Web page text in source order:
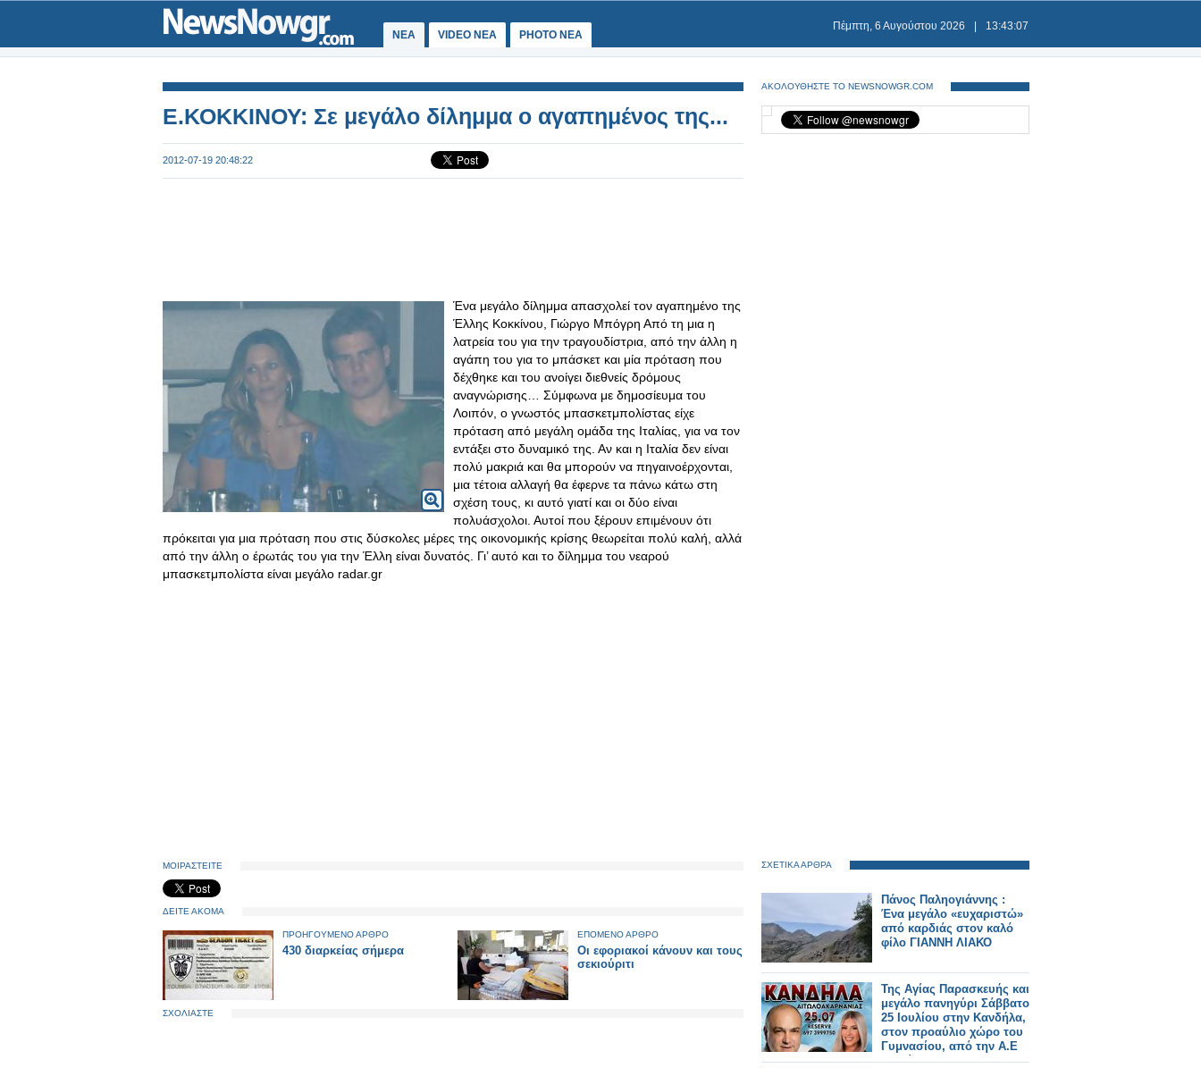
ΝΕΑ VIDEO NEA PHOTO NEA
Πέμπτη, 6 Αυγούστου 2026 13:43:07
E.ΚΟΚΚΙΝΟΥ: Σε μεγάλο δίλημμα ο αγαπημένος της...
2012-07-19 20:48:22
Ένα μεγάλο δίλημμα απασχολεί τον αγαπημένο της
Έλλης Κοκκίνου, Γιώργο Μπόγρη Από τη μια η
λατρεία του για την τραγουδίστρια, από την άλλη η
αγάπη του για το μπάσκετ και μία πρόταση που
δέχθηκε και του ανοίγει διεθνείς δρόμους
αναγνώρισης… Σύμφωνα με δημοσίευμα του
Λοιπόν, ο γνωστός μπασκετμπολίστας είχε
πρόταση από μεγάλη ομάδα της Ιταλίας, για να τον
εντάξει στο δυναμικό της. Αν και η Ιταλία δεν είναι
πολύ μακριά και θα μπορούν να πηγαινοέρχονται,
μια τέτοια αλλαγή θα έφερνε τα πάνω κάτω στη
σχέση τους, κι αυτό γιατί και οι δύο είναι
πολυάσχολοι. Αυτοί που ξέρουν επιμένουν ότι
πρόκειται για μια πρόταση που στις δύσκολες μέρες της οικονομικής κρίσης θεωρείται πολύ καλή, αλλά
από την άλλη ο έρωτάς του για την Έλλη είναι δυνατός. Γι’ αυτό και το δίλημμα του νεαρού
μπασκετμπολίστα είναι μεγάλο radar.gr
ΜΟΙΡΑΣΤΕΙΤΕ
ΔΕΙΤΕ ΑΚΟΜΑ
ΠΡΟΗΓΟΥΜΕΝΟ ΑΡΘΡΟ
430 διαρκείας σήμερα
ΕΠΟΜΕΝΟ ΑΡΘΡΟ
Οι εφοριακοί κάνουν και τους
σεκιούριτι
ΣΧΟΛΙΑΣΤΕ
ΑΚΟΛΟΥΘΗΣΤΕ ΤΟ NEWSNOWGR.COM
ΣΧΕΤΙΚΑ ΑΡΘΡΑ
Πάνος Παληογιάννης :
Ένα μεγάλο «ευχαριστώ»
από καρδιάς στον καλό
φίλο ΓΙΑΝΝΗ ΛΙΑΚΟ
Της Αγίας Παρασκευής και
μεγάλο πανηγύρι Σάββατο
25 Ιουλίου στην Κανδήλα,
στον προαύλιο χώρο του
Γυμνασίου, από την Α.Ε
Αλυζίας.